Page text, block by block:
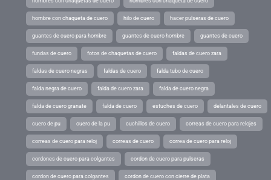
hombre con chaqueta de cuero hilo de cuero hacer pulseras de cuero
guantes de cuero para hombre guantes de cuero hombre guantes de cuero
fundas de cuero fotos de chaquetas de cuero faldas de cuero zara
faldas de cuero negras faldas de cuero falda tubo de cuero
falda negra de cuero falda de cuero zara falda de cuero negra
falda de cuero granate falda de cuero estuches de cuero delantales de cuero
cuero de pu cuero de la pu cuchillos de cuero correas de cuero para relojes
correas de cuero para reloj correas de cuero correa de cuero para reloj
cordones de cuero para colgantes cordon de cuero para pulseras
cordon de cuero para colgantes cordon de cuero con cierre de plata